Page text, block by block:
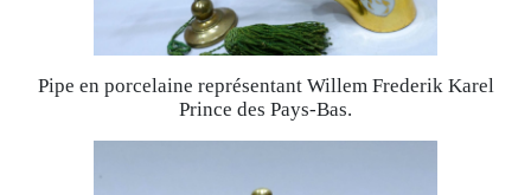
Pipe en porcelaine représentant Willem Frederik Karel
Prince des Pays-Bas.